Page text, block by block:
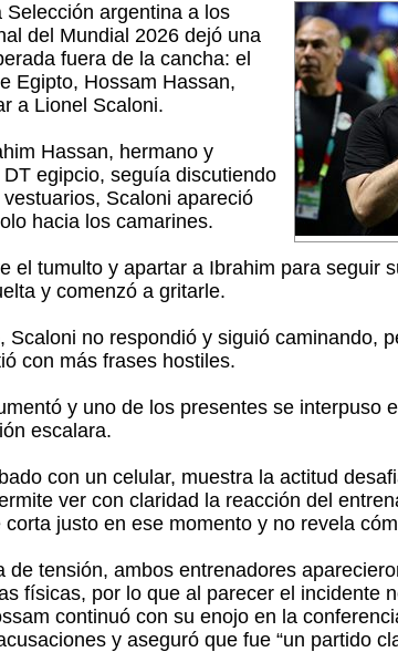
Selección argentina a los
del Mundial 2026 dejó una
fuera de la cancha: el
Egipto, Hossam Hassan,
a Lionel Scaloni.
Hassan, hermano y
egipcio, seguía discutiendo
Scaloni apareció
hacia los camarines.
el tumulto y apartar a Ibrahim para seguir
y comenzó a gritarle.
Scaloni no respondió y siguió caminando,
con más frases hostiles.
y uno de los presentes se interpuso
escalara.
con un celular, muestra la actitud
ver con claridad la reacción del
corta justo en ese momento y no revela
de tensión, ambos entrenadores
físicas, por lo que al parecer el incidente
continuó con su enojo en la
y aseguró que fue “un partido